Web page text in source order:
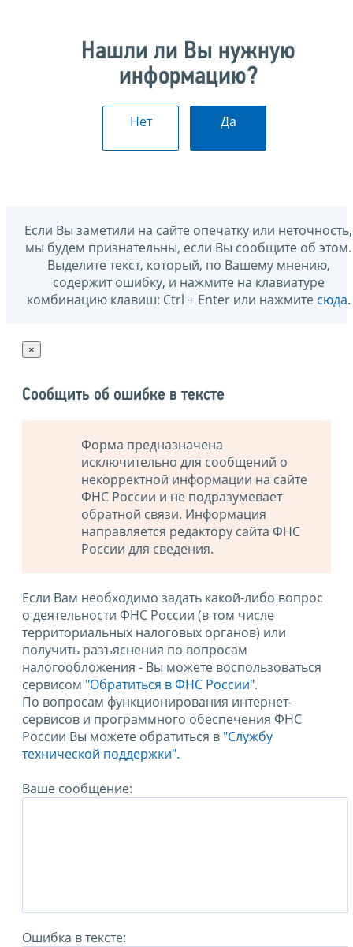
Нашли ли Вы нужную
информацию?
Нет Да
Если Вы заметили на сайте опечатку или неточность,
мы будем признательны, если Вы сообщите об этом.
Выделите текст, который, по Вашему мнению,
содержит ошибку, и нажмите на клавиатуре
комбинацию клавиш: Ctrl + Enter или нажмите сюда.
×
Сообщить об ошибке в тексте
Форма предназначена
исключительно для сообщений о
некорректной информации на сайте
ФНС России и не подразумевает
обратной связи. Информация
направляется редактору сайта ФНС
России для сведения.
Если Вам необходимо задать какой-либо вопрос
о деятельности ФНС России (в том числе
территориальных налоговых органов) или
получить разъяснения по вопросам
налогообложения - Вы можете воспользоваться
сервисом "Обратиться в ФНС России".
По вопросам функционирования интернет-
сервисов и программного обеспечения ФНС
России Вы можете обратиться в "Службу
технической поддержки".
Ваше сообщение:
Ошибка в тексте: